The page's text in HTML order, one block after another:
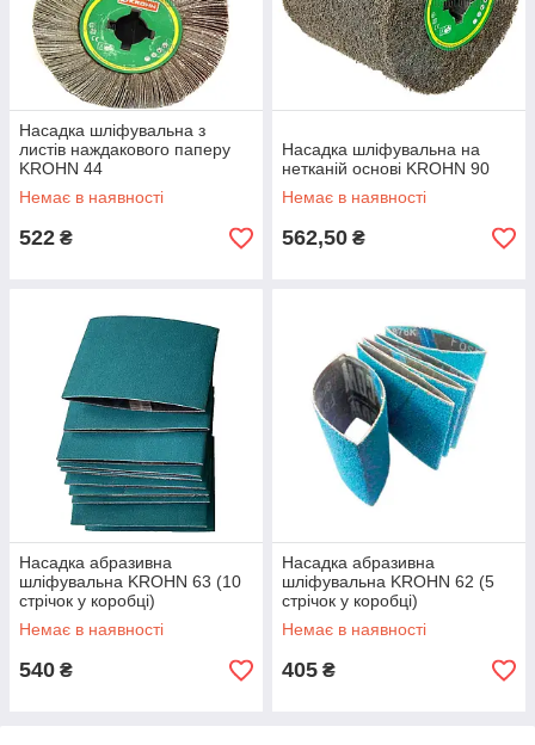
Насадка шліфувальна з
листів наждакового паперу
KROHN 44
Немає в наявності
522 ₴
Насадка шліфувальна на
нетканій основі KROHN 90
Немає в наявності
562,50 ₴
Насадка абразивна
шліфувальна KROHN 63 (10
стрічок у коробці)
Немає в наявності
540 ₴
Насадка абразивна
шліфувальна KROHN 62 (5
стрічок у коробці)
Немає в наявності
405 ₴